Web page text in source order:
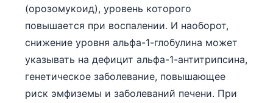
(орозомукоид), уровень которого
повышается при воспалении. И наоборот,
снижение уровня альфа-1-глобулина может
указывать на дефицит альфа-1-антитрипсина,
генетическое заболевание, повышающее
риск эмфиземы и заболеваний печени. При